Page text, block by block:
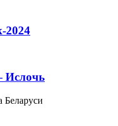
2024
Ислочь
Беларуси